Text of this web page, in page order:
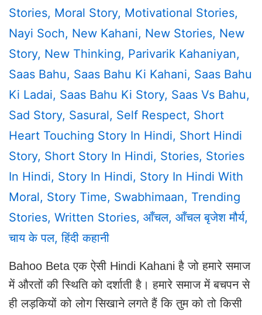
Stories, Moral Story, Motivational Stories,
Nayi Soch, New Kahani, New Stories, New
Story, New Thinking, Parivarik Kahaniyan,
Saas Bahu, Saas Bahu Ki Kahani, Saas Bahu
Ki Ladai, Saas Bahu Ki Story, Saas Vs Bahu,
Sad Story, Sasural, Self Respect, Short
Heart Touching Story In Hindi, Short Hindi
Story, Short Story In Hindi, Stories, Stories
In Hindi, Story In Hindi, Story In Hindi With
Moral, Story Time, Swabhimaan, Trending
Stories, Written Stories, आँचल, आँचल बृजेश मौर्य,
चाय के पल,हिंदी कहानी
Bahoo Beta एक ऐसी Hindi Kahani है जो हमारे समाज
में औरतों की स्थिति को दर्शाती है। हमारे समाज में बचपन से
ही लड़कियों को लोग सिखाने लगते हैं कि तुम को तो किसी